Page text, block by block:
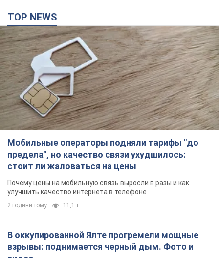
TOP NEWS
Мобильные операторы подняли тарифы "до
предела", но качество связи ухудшилось:
стоит ли жаловаться на цены
Почему цены на мобильную связь выросли в разы и как
улучшить качество интернета в телефоне
2 години тому 11,1 т.
В оккупированной Ялте прогремели мощные
взрывы: поднимается черный дым. Фото и